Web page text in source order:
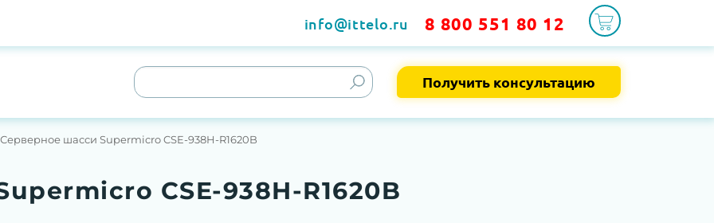
info@ittelo.ru 8 800 551 80 12
Получить консультацию
Серверное шасси Supermicro CSE-938H-R1620B
CSE-938H-R1620B